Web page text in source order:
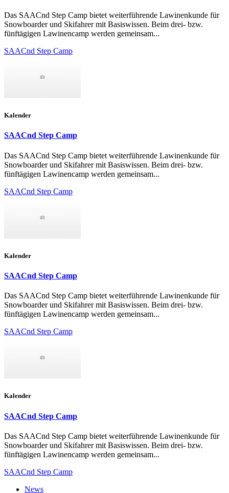
Das SAACnd Step Camp bietet weiterführende Lawinenkunde für
Snowboarder und Skifahrer mit Basiswissen. Beim drei- bzw.
fünftägigen Lawinencamp werden gemeinsam...
SAACnd Step Camp
Kalender
SAACnd Step Camp
Das SAACnd Step Camp bietet weiterführende Lawinenkunde für
Snowboarder und Skifahrer mit Basiswissen. Beim drei- bzw.
fünftägigen Lawinencamp werden gemeinsam...
SAACnd Step Camp
Kalender
SAACnd Step Camp
Das SAACnd Step Camp bietet weiterführende Lawinenkunde für
Snowboarder und Skifahrer mit Basiswissen. Beim drei- bzw.
fünftägigen Lawinencamp werden gemeinsam...
SAACnd Step Camp
Kalender
SAACnd Step Camp
Das SAACnd Step Camp bietet weiterführende Lawinenkunde für
Snowboarder und Skifahrer mit Basiswissen. Beim drei- bzw.
fünftägigen Lawinencamp werden gemeinsam...
SAACnd Step Camp
News